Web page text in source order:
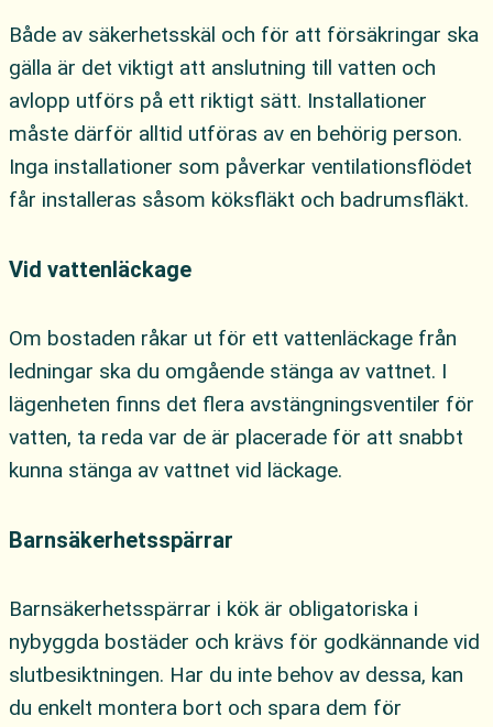
Både av säkerhetsskäl och för att försäkringar ska
gälla är det viktigt att anslutning till vatten och
avlopp utförs på ett riktigt sätt. Installationer
måste därför alltid utföras av en behörig person.
Inga installationer som påverkar ventilationsflödet
får installeras såsom köksfläkt och badrumsfläkt.
Vid vattenläckage
Om bostaden råkar ut för ett vattenläckage från
ledningar ska du omgående stänga av vattnet. I
lägenheten finns det flera avstängningsventiler för
vatten, ta reda var de är placerade för att snabbt
kunna stänga av vattnet vid läckage.
Barnsäkerhetsspärrar
Barnsäkerhetsspärrar i kök är obligatoriska i
nybyggda bostäder och krävs för godkännande vid
slutbesiktningen. Har du inte behov av dessa, kan
du enkelt montera bort och spara dem för